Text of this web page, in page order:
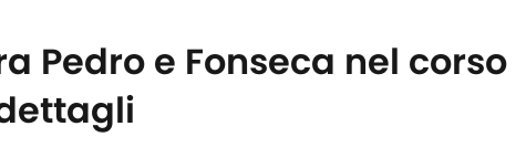
Pedro e Fonseca nel